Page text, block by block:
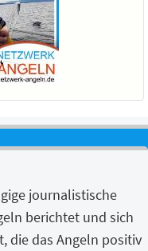
journalistische
berichtet und sich
die das Angeln positiv